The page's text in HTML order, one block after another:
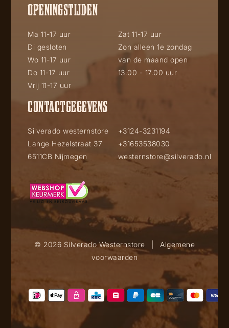
OPENINGSTIJDEN
Ma 11-17 uur
Di gesloten
Wo 11-17 uur
Do 11-17 uur
Vrij 11-17 uur
Zat 11-17 uur
Zon alleen 1e zondag
van de maand open
13.00 - 17.00 uur
CONTACTGEGEVENS
Silverado westernstore
Lange Hezelstraat 37
6511CB Nijmegen
+3124-3231194
+31653538030
westernstore@silverado.nl
© 2026 Silverado Westernstore
Algemene
voorwaarden